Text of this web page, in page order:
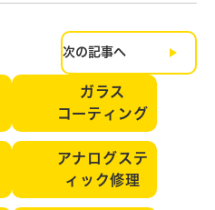
次の記事へ
ガラス
コーティング
アナログステ
ィック修理